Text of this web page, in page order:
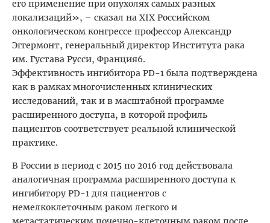
его применение при опухолях самых разных
локализаций», – сказал на XIX Российском
онкологическом конгрессе профессор Александр
Эггермонт, генеральный директор Института рака
им. Густава Русси, Франция6.
Эффективность ингибитора PD-1 была подтверждена
как в рамках многочисленных клинических
исследований, так и в масштабной программе
расширенного доступа, в которой профиль
пациентов соответствует реальной клинической
практике.
В России в период с 2015 по 2016 год действовала
аналогичная программа расширенного доступа к
ингибитору PD-1 для пациентов с
немелкоклеточным раком легкого и